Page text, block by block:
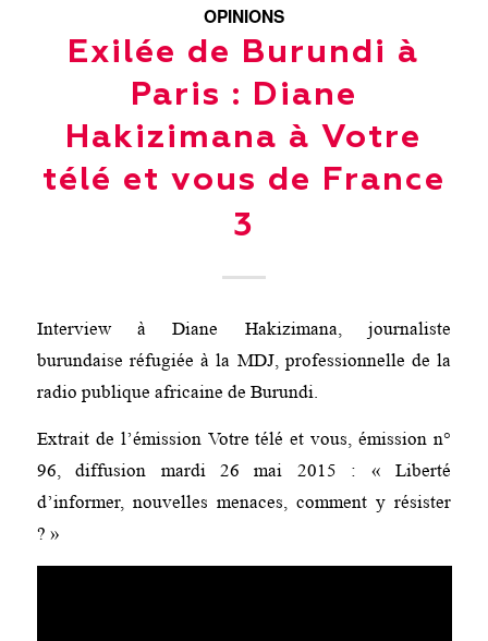
OPINIONS
Exilée de Burundi à
Paris : Diane
Hakizimana à Votre
télé et vous de France
3
Interview à Diane Hakizimana, journaliste
burundaise réfugiée à la MDJ, professionnelle de la
radio publique africaine de Burundi.
Extrait de l’émission Votre télé et vous, émission n°
96, diffusion mardi 26 mai 2015 : « Liberté
d’informer, nouvelles menaces, comment y résister
? »